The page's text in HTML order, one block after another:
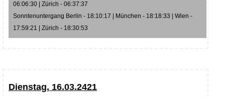
06:06:30 | Zürich - 06:37:37
Sonntenuntergang Berlin - 18:10:17 | München - 18:18:33 | Wien -
17:59:21 | Zürich - 18:30:53
Dienstag, 16.03.2421